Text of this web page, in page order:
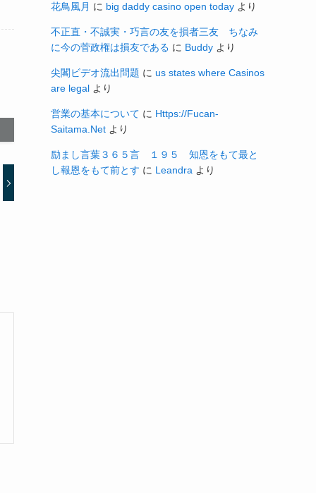
花鳥風月 に big daddy casino open today より
不正直・不誠実・巧言の友を損者三友 ちなみ
に今の菅政権は損友である に Buddy より
尖閣ビデオ流出問題 に us states where Casinos
are legal より
営業の基本について に Https://Fucan-
Saitama.Net より
励まし言葉３６５言 １９５ 知恩をもて最と
し報恩をもて前とす に Leandra より